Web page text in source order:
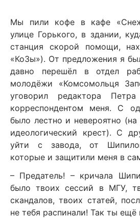
Мы пили кофе в кафе
улице Горького, в здании,
станция скорой помощи,
«КоЗы»). От предложения я
давно перешёл в отдел
молодёжи «Комсомольця
уговорил редактора Петра
корреспондентом меня. С
было лестно и невероятно
идеологический крест). С
уйти с завода, от
которые и защитили меня в
– Предатель! – кричала
было твоих сессий в МГУ,
скандалов, твоих статей,
не тебя распинали! Так ты ещё